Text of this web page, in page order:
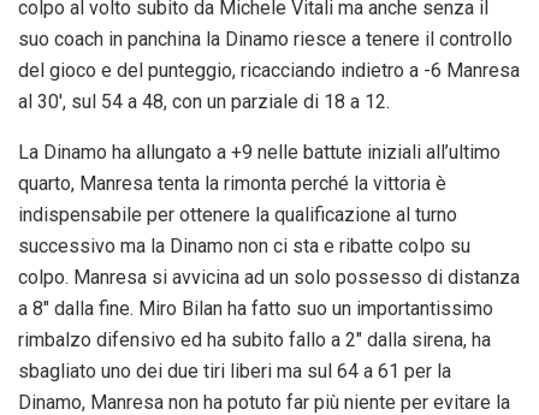
colpo al volto subito da Michele Vitali ma anche senza il
suo coach in panchina la Dinamo riesce a tenere il controllo
del gioco e del punteggio, ricacciando indietro a -6 Manresa
al 30′, sul 54 a 48, con un parziale di 18 a 12.
La Dinamo ha allungato a +9 nelle battute iniziali all’ultimo
quarto, Manresa tenta la rimonta perché la vittoria è
indispensabile per ottenere la qualificazione al turno
successivo ma la Dinamo non ci sta e ribatte colpo su
colpo. Manresa si avvicina ad un solo possesso di distanza
a 8″ dalla fine. Miro Bilan ha fatto suo un importantissimo
rimbalzo difensivo ed ha subito fallo a 2″ dalla sirena, ha
sbagliato uno dei due tiri liberi ma sul 64 a 61 per la
Dinamo, Manresa non ha potuto far più niente per evitare la